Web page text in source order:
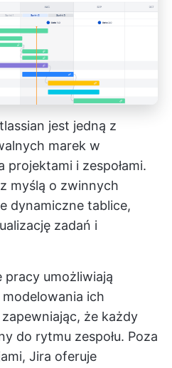
jest jedną z
marek w
projektami i zespołami.
myślą o zwinnych
dynamiczne tablice,
zadań i
pracy umożliwiają
modelowania ich
że każdy
do rytmu zespołu. Poza
Jira oferuje